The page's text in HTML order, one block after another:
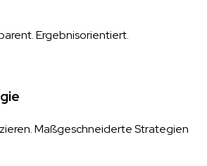
Ergebnisorientiert.
Maßgeschneiderte Strategien